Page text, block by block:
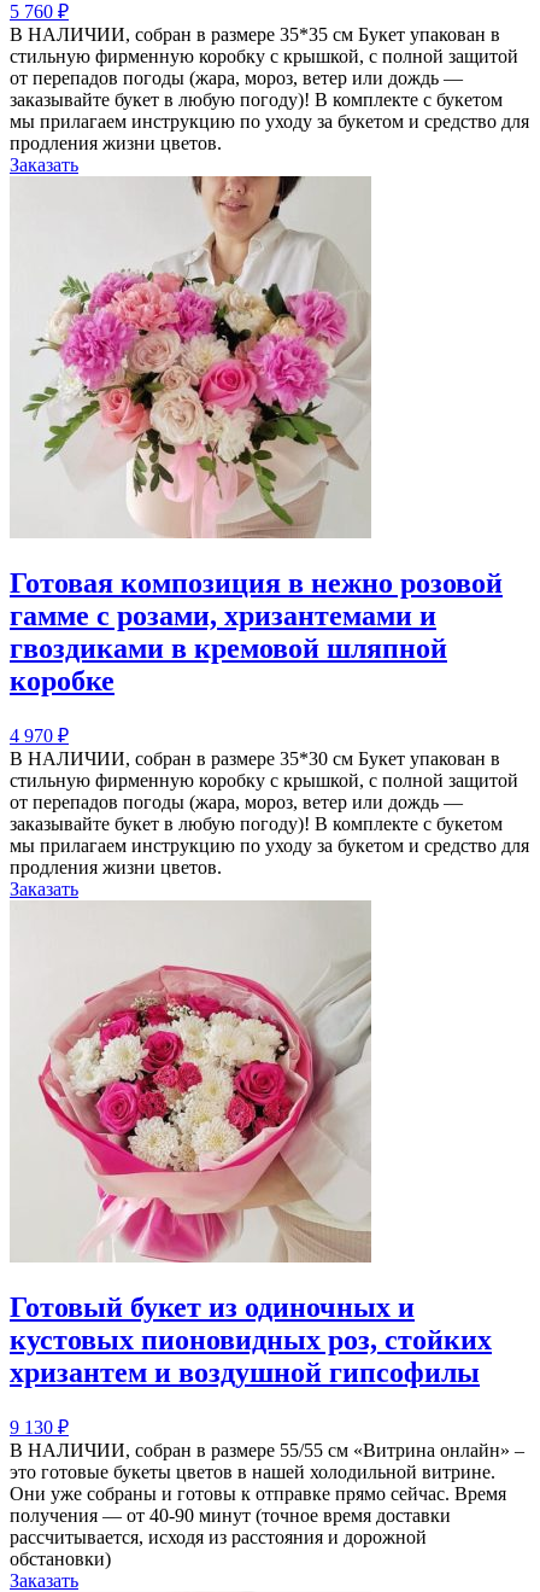
5 760 ₽
В НАЛИЧИИ, собран в размере 35*35 см Букет упакован в
стильную фирменную коробку с крышкой, с полной защитой
от перепадов погоды (жара, мороз, ветер или дождь —
заказывайте букет в любую погоду)! В комплекте с букетом
мы прилагаем инструкцию по уходу за букетом и средство для
продления жизни цветов.
Заказать
Готовая композиция в нежно розовой
гамме с розами, хризантемами и
гвоздиками в кремовой шляпной
коробке
4 970 ₽
В НАЛИЧИИ, собран в размере 35*30 см Букет упакован в
стильную фирменную коробку с крышкой, с полной защитой
от перепадов погоды (жара, мороз, ветер или дождь —
заказывайте букет в любую погоду)! В комплекте с букетом
мы прилагаем инструкцию по уходу за букетом и средство для
продления жизни цветов.
Заказать
Готовый букет из одиночных и
кустовых пионовидных роз, стойких
хризантем и воздушной гипсофилы
9 130 ₽
В НАЛИЧИИ, собран в размере 55/55 см «Витрина онлайн» –
это готовые букеты цветов в нашей холодильной витрине.
Они уже собраны и готовы к отправке прямо сейчас. Время
получения — от 40-90 минут (точное время доставки
рассчитывается, исходя из расстояния и дорожной
обстановки)
Заказать